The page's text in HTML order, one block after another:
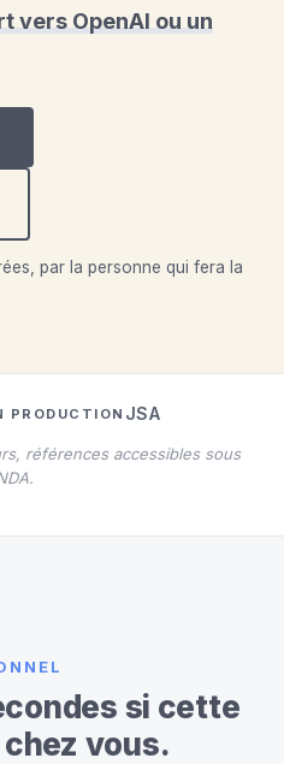
vers OpenAI ou un
par la personne qui fera la
PRODUCTION JSA
références accessibles sous
si cette
vous.